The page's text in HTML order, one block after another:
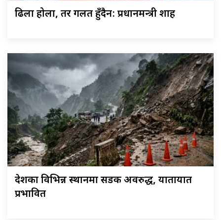
ढिला होला, तर गलत हुँदैन: प्रधानमन्त्री शाह
देशका विभिन्न स्थानमा सडक अवरुद्ध, यातायात
प्रभावित